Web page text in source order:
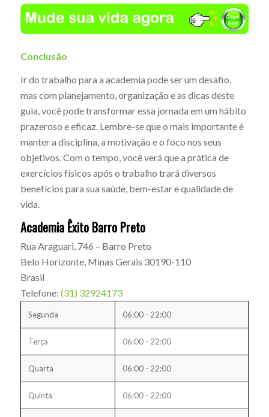
Conclusão
Ir do trabalho para a academia pode ser um desafio,
mas com planejamento, organização e as dicas deste
guia, você pode transformar essa jornada em um hábito
prazeroso e eficaz. Lembre-se que o mais importante é
manter a disciplina, a motivação e o foco nos seus
objetivos. Com o tempo, você verá que a prática de
exercícios físicos após o trabalho trará diversos
benefícios para sua saúde, bem-estar e qualidade de
vida.
Academia Êxito Barro Preto
Rua Araguari, 746 – Barro Preto
Belo Horizonte, Minas Gerais 30190-110
Brasil
Telefone: (31) 32924173
Segunda 06:00 - 22:00
Terça 06:00 - 22:00
Quarta 06:00 - 22:00
Quinta 06:00 - 22:00